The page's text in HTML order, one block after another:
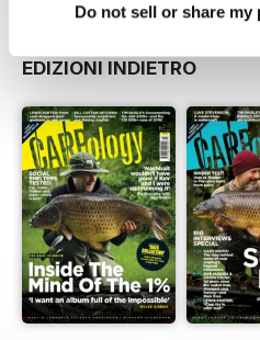
Do not sell or share
EDIZIONI INDIETRO